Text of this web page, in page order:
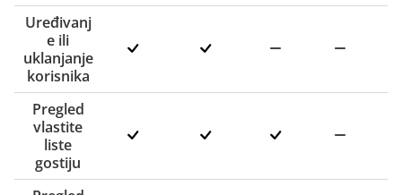
Uređivanj
e ili
uklanjanje
korisnika
Pregled
vlastite
liste
gostiju